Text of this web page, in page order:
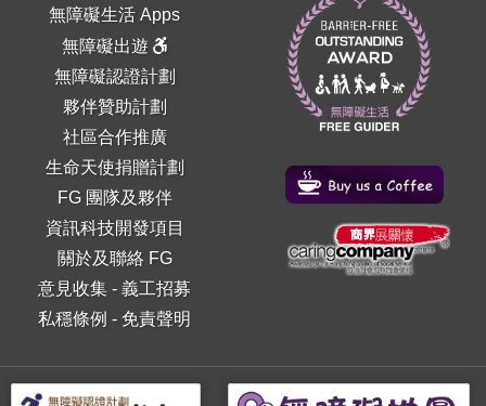
無障礙生活 Apps
無障礙出遊
無障礙認證計劃
夥伴贊助計劃
社區合作推廣
生命天使捐贈計劃
FG 團隊及夥伴
資訊科技開發項目
關於及聯絡 FG
意見收集 -義工招募
私穩條例 - 免責聲明